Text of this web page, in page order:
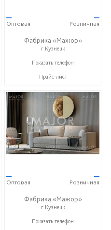
—
Оптовая
—
Розничная
Фабрика «Мажор»
г.Кузнецк
+7 (999) 611-98-99
Показать телефон
Прайс-лист
—
Оптовая
—
Розничная
Фабрика «Мажор»
г.Кузнецк
+7 (999) 611-98-99
Показать телефон